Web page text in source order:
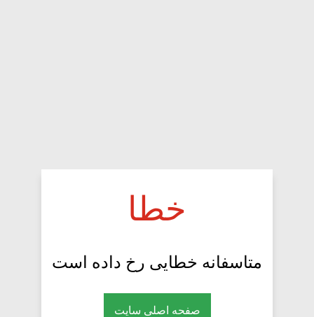
خطا
متاسفانه خطایی رخ داده است
صفحه اصلی سایت